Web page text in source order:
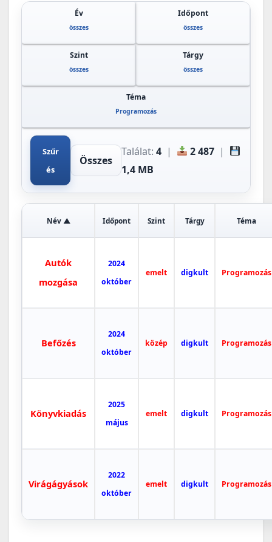
Év
összes
Időpont
összes
Szint
összes
Tárgy
összes
Téma
Programozás
Szűr
és
Összes
Találat:4 | 2 487 |
1,4 MB
Név ▲ Időpont Szint Tárgy Téma
Autók
mozgása
2024
október
emelt digkult Programozás
Befőzés
2024
október
közép digkult Programozás
Könyvkiadás
2025
május
emelt digkult Programozás
Virágágyások
2022
október
emelt digkult Programozás